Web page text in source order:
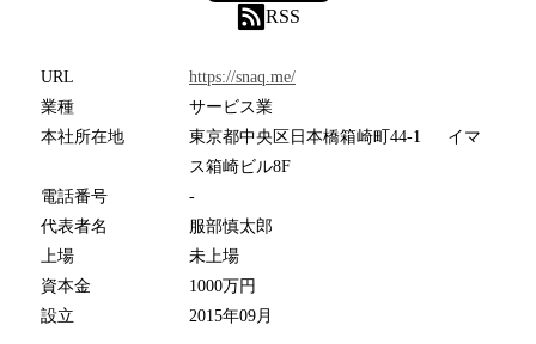
RSS
URL
https://snaq.me/
業種
サービス業
本社所在地
東京都中央区日本橋箱崎町44-1 イマ
ス箱崎ビル8F
電話番号
-
代表者名
服部慎太郎
上場
未上場
資本金
1000万円
設立
2015年09月